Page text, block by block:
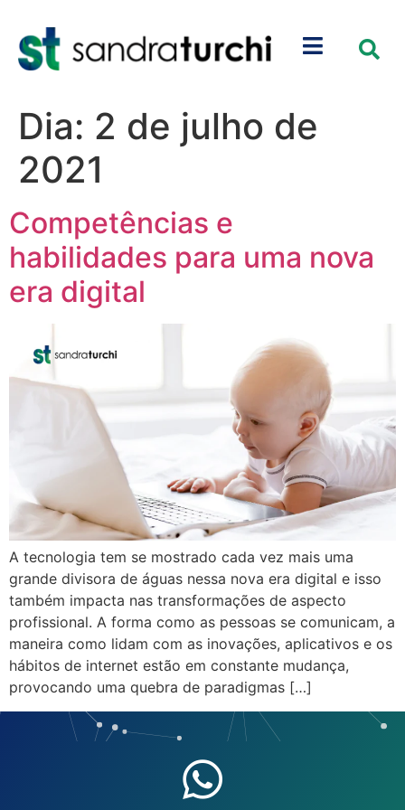
Dia: 2 de julho de
2021
Competências e
habilidades para uma nova
era digital
A tecnologia tem se mostrado cada vez mais uma
grande divisora de águas nessa nova era digital e isso
também impacta nas transformações de aspecto
profissional. A forma como as pessoas se comunicam, a
maneira como lidam com as inovações, aplicativos e os
hábitos de internet estão em constante mudança,
provocando uma quebra de paradigmas […]